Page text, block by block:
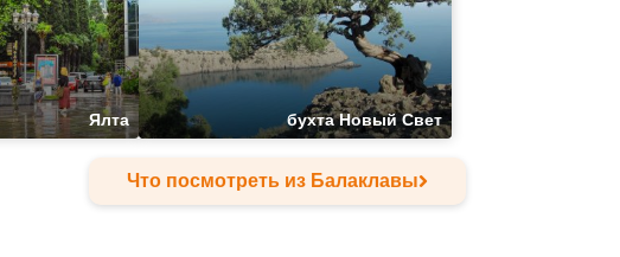
Ялта бухта Новый Свет
Что посмотреть из Балаклавы